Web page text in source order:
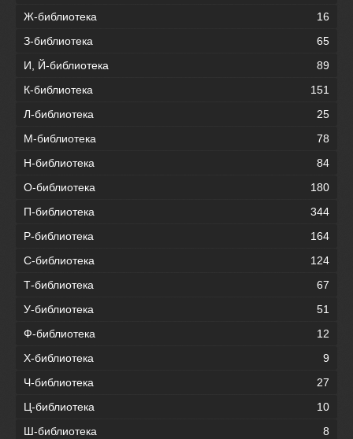
Ж-библиотека
16
З-библиотека
65
И, Й-библиотека
89
К-библиотека
151
Л-библиотека
25
М-библиотека
78
Н-библиотека
84
О-библиотека
180
П-библиотека
344
Р-библиотека
164
С-библиотека
124
Т-библиотека
67
У-библиотека
51
Ф-библиотека
12
Х-библиотека
9
Ч-библиотека
27
Ц-библиотека
10
Ш-библиотека
8